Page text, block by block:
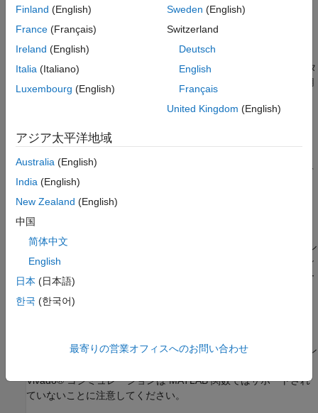
Cadence Xcelium® などがあります。
このチュートリアルでは、MATLAB と ModelSim を使用して、
Verilog® で記述されたレイズド コサイン フィルターのレジスタ
転送レベル (RTL) 設計を検証します。レイズドコサインフィルタ
は、デジタル通信システムのパルス整形フィルタとしてよく使用
されます。変調パルスの入力に対して符号間干渉 (ISI) は発生し
レイズド コサイン フィルタへの刺激を生成するために、HDL テ
スト ベンチが提供されます。HDL 実装の正確さを検証するため
に、テスト ベンチは、レイズド コサイン フィルターの参照モデ
ルをインスタンス化する MATLAB コールバック関数を呼び出し
ます。テストベンチは、参照モデルの出力を HDL 実装の出力と
比較します。
コシミュレーション ウィザード
は、提供された Verilog ファイル
を入力として受け取ります。また、各ステップでコシミュレーシ
ョンを設定するために必要なユーザー入力も収集します。チュー
HDL デザインをコンパイルする MATLAB スクリプト、コシミュ
されます。生成されたテンプレートを変更してレイズド コサイン
Vivado® コシミュレーションは MATLAB 関数ではサポートされ
ていないことに注意してください。
Finland (English)
France (Français)
Ireland (English)
Italia (Italiano)
Luxembourg (English)
Sweden (English)
Switzerland
Deutsch
English
Français
United Kingdom (English)
アジア太平洋地域
Australia (English)
India (English)
New Zealand (English)
中国
简体中文
English
日本 (日本語)
한국 (한국어)
最寄りの営業オフィスへのお問い合わせ